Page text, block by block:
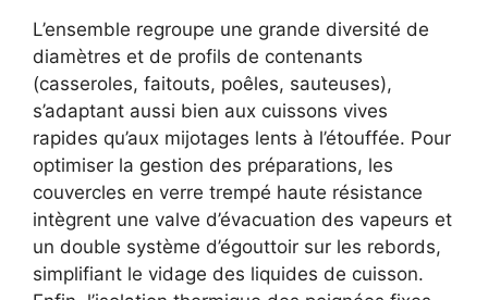
L’ensemble regroupe une grande diversité de
diamètres et de profils de contenants
(casseroles, faitouts, poêles, sauteuses),
s’adaptant aussi bien aux cuissons vives
rapides qu’aux mijotages lents à l’étouffée. Pour
optimiser la gestion des préparations, les
couvercles en verre trempé haute résistance
intègrent une valve d’évacuation des vapeurs et
un double système d’égouttoir sur les rebords,
simplifiant le vidage des liquides de cuisson.